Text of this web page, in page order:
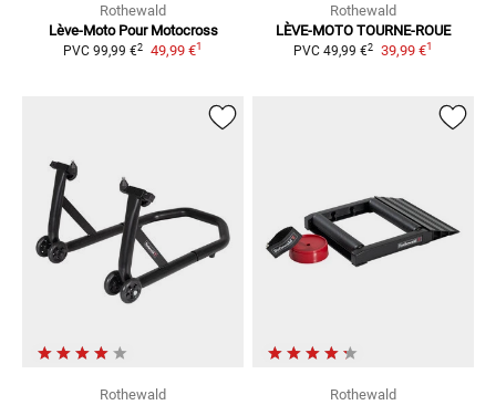
Rothewald
Lève-Moto Pour Motocross
PVC 99,99 €2 49,99 €1
Rothewald
LÈVE-MOTO TOURNE-ROUE
PVC 49,99 €2 39,99 €1
Rothewald
Rothewald